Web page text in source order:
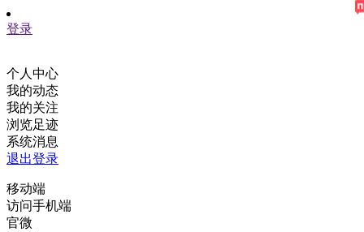
登录
个人中心
我的动态
我的关注
浏览足迹
系统消息
退出登录
移动端
访问手机端
官微